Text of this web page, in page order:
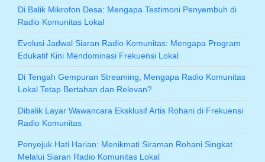
Di Balik Mikrofon Desa: Mengapa Testimoni Penyembuh di
Radio Komunitas Lokal
Evolusi Jadwal Siaran Radio Komunitas: Mengapa Program
Edukatif Kini Mendominasi Frekuensi Lokal
Di Tengah Gempuran Streaming, Mengapa Radio Komunitas
Lokal Tetap Bertahan dan Relevan?
Dibalik Layar Wawancara Eksklusif Artis Rohani di Frekuensi
Radio Komunitas
Penyejuk Hati Harian: Menikmati Siraman Rohani Singkat
Melalui Siaran Radio Komunitas Lokal